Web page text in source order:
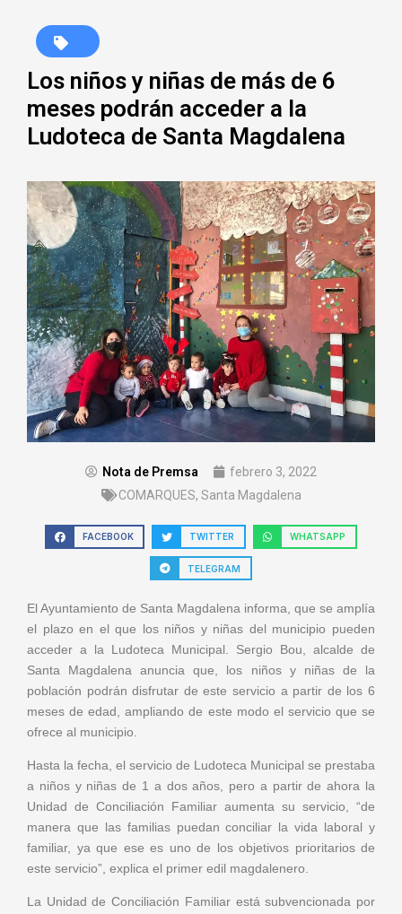
Los niños y niñas de más de 6
meses podrán acceder a la
Ludoteca de Santa Magdalena
Nota de Premsa
febrero 3, 2022
COMARQUES, Santa Magdalena
FACEBOOK TWITTER WHATSAPP
TELEGRAM
El Ayuntamiento de Santa Magdalena informa, que se amplía
el plazo en el que los niños y niñas del municipio pueden
acceder a la Ludoteca Municipal. Sergio Bou, alcalde de
Santa Magdalena anuncia que, los niños y niñas de la
población podrán disfrutar de este servicio a partir de los 6
meses de edad, ampliando de este modo el servicio que se
ofrece al municipio.
Hasta la fecha, el servicio de Ludoteca Municipal se prestaba
a niños y niñas de 1 a dos años, pero a partir de ahora la
Unidad de Conciliación Familiar aumenta su servicio, “de
manera que las familias puedan conciliar la vida laboral y
familiar, ya que ese es uno de los objetivos prioritarios de
este servicio”, explica el primer edil magdalenero.
La Unidad de Conciliación Familiar está subvencionada por